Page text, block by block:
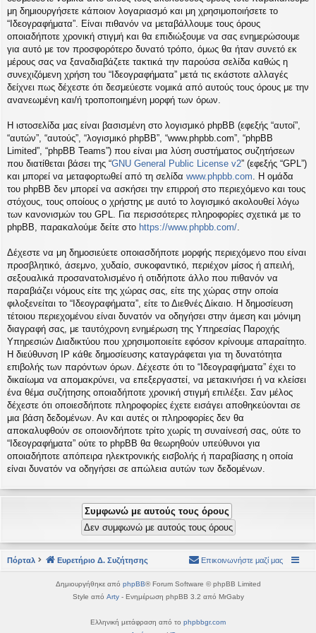
εις
μη δημιουργήσετε κάποιον λογαριασμό και μη χρησιμοποιήσετε το
“Ιδεογραφήματα”. Είναι πιθανόν να μεταβάλλουμε τους όρους
οποιαδήποτε χρονική στιγμή και θα επιδιώξουμε να σας ενημερώσουμε
για αυτό με τον προσφορότερο δυνατό τρόπο, όμως θα ήταν συνετό εκ
μέρους σας να ξαναδιαβάζετε τακτικά την παρούσα σελίδα καθώς η
συνεχιζόμενη χρήση του “Ιδεογραφήματα” μετά τις εκάστοτε αλλαγές
δείχνει πως δέχεστε ότι δεσμεύεστε νομικά από αυτούς τους όρους με την
ανανεωμένη και/ή τροποποιημένη μορφή των όρων.
Η ιστοσελίδα μας είναι βασισμένη στο λογισμικό phpBB (εφεξής “αυτοί”,
“αυτών”, “αυτούς”, “λογισμικό phpBB”, “www.phpbb.com”, “phpBB
Limited”, “phpBB Teams”) που είναι μια λύση συστήματος συζητήσεων
που διατίθεται βάσει της “GNU General Public License v2” (εφεξής “GPL”)
και μπορεί να μεταφορτωθεί από τη σελίδα www.phpbb.com . Η ομάδα
του phpBB δεν μπορεί να ασκήσει την επιρροή στο περιεχόμενο και τους
στόχους, τους οποίους ο χρήστης με αυτό το λογισμικό ακολουθεί λόγω
των κανονισμών του GPL. Για περισσότερες πληροφορίες σχετικά με το
phpBB, παρακαλούμε δείτε στο https://www.phpbb.com/
Δέχεστε να μη δημοσιεύετε οποιασδήποτε μορφής περιεχόμενο που είναι
προσβλητικό, άσεμνο, χυδαίο, συκοφαντικό, περιέχον μίσος ή απειλή,
σεξουαλικά προσανατολισμένο ή οτιδήποτε άλλο που πιθανόν να
παραβιάζει νόμους είτε της χώρας σας, είτε της χώρας στην οποία
φιλοξενείται το “Ιδεογραφήματα”, είτε το Διεθνές Δίκαιο. Η δημοσίευση
τέτοιου περιεχομένου είναι δυνατόν να οδηγήσει στην άμεση και μόνιμη
διαγραφή σας, με ταυτόχρονη ενημέρωση της Υπηρεσίας Παροχής
Υπηρεσιών Διαδικτύου που χρησιμοποιείτε εφόσον κρίνουμε απαραίτητο.
Η διεύθυνση IP κάθε δημοσίευσης καταγράφεται για τη δυνατότητα
επιβολής των παρόντων όρων. Δέχεστε ότι το “Ιδεογραφήματα” έχει το
δικαίωμα να απομακρύνει, να επεξεργαστεί, να μετακινήσει ή να κλείσει
ένα θέμα συζήτησης οποιαδήποτε χρονική στιγμή επιλέξει. Σαν μέλος
δέχεστε ότι οποιεσδήποτε πληροφορίες έχετε εισάγει αποθηκεύονται σε
μια βάση δεδομένων. Αν και αυτές οι πληροφορίες δεν θα
αποκαλυφθούν σε οποιονδήποτε τρίτο χωρίς τη συναίνεσή σας, ούτε το
“Ιδεογραφήματα” ούτε το phpBB θα θεωρηθούν υπεύθυνοι για
οποιαδήποτε απόπειρα ηλεκτρονικής εισβολής ή παραβίασης η οποία
είναι δυνατόν να οδηγήσει σε απώλεια αυτών των δεδομένων.
Πόρταλ Ευρετήριο Δ. Συζήτησης Επικοινωνήστε μαζί μας
Δημιουργήθηκε από phpBB® Forum Software © phpBB Limited
Style από Arty- Ενημέρωση phpBB 3.2 από MrGaby
Ελληνική μετάφραση από το phpbbgr.com